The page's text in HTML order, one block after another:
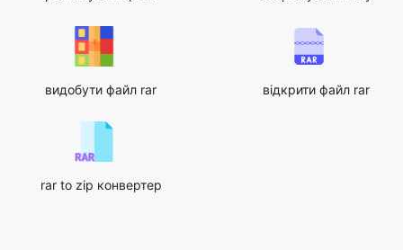
видобути файл rar відкрити файл rar
rar to zip конвертер